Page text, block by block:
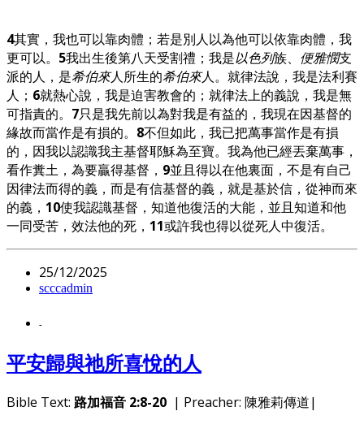
4其實，我也可以靠肉體；若是別人以為他可以依靠肉體，我
更可以。 5我出生後第八天受割禮；我是以色列族、 便雅憫支
派的人，是希伯來人所生的希伯來人。就律法說，我是法利賽
人； 6就熱心說，我是迫害教會的；就律法上的義說，我是無
可指責的。 7只是我先前以為對我是有益的，我現在因基督的
緣故而當作是有損的。 8不但如此，我已把萬事當作是有損
的，因我以認識我主基督耶穌為至寶。我為他已經丟棄萬事，
看作糞土，為要贏得基督， 9並且得以在他裏面，不是有自己
因律法而得的義，而是有信基督的義，就是基於信，從神而來
的義， 10使我認識基督，知道他復活的大能，並且知道和他
一同受苦，效法他的死， 11或許我也得以從死人中復活。
25/12/2025
scccadmin
-
平安歸與祂所喜悅的人
Bible Text: 路加福音 2:8-20 | Preacher: 陳雅莉傳道|